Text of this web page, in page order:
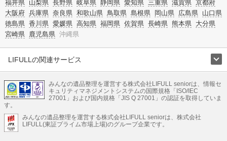
福井県 山梨県 長野県 岐阜県 静岡県 愛知県 三重県 滋賀県 京都府
大阪府 兵庫県 奈良県 和歌山県 鳥取県 島根県 岡山県 広島県 山口県
徳島県 香川県 愛媛県 高知県 福岡県 佐賀県 長崎県 熊本県 大分県
宮崎県 鹿児島県 沖縄県
LIFULLの関連サービス
不動産・住宅
引越し 老人ホーム 地方創生 ママの就労支援
不動産クラウドファンディング 遺品整理 老後の暮らし情報
LIFULL HOME'Sのサービス
不動産・住宅
みんなの遺品整理を運営する株式会社LIFULL seniorは、情報セ
キュリティマネジメントシステムの国際規格「ISO/IEC
27001」および国内規格「JIS Q 27001」の認証を取得していま
す。
みんなの遺品整理を運営する株式会社LIFULL seniorは、株式会社
LIFULL(東証プライム市場上場)のグループ企業です。